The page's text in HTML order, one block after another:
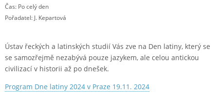
Čas: Po celý den
Pořadatel: J. Kepartová
Ústav řeckých a latinských studií Vás zve na Den latiny, který se
se samozřejmě nezabývá pouze jazykem, ale celou antickou
civilizací v historii až po dnešek.
Program Dne latiny 2024 v Praze 19.11. 2024